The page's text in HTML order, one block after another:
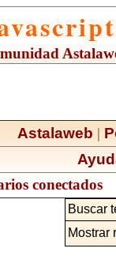
Astalaweb |
conectados
Buscar
Mostrar